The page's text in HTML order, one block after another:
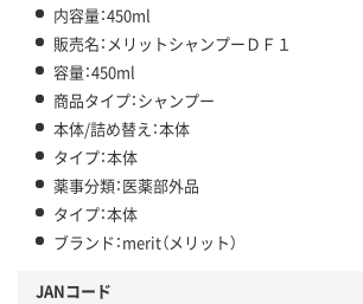
内容量：450ml
販売名：メリットシャンプーＤＦ１
容量：450ml
商品タイプ：シャンプー
本体/詰め替え：本体
タイプ：本体
薬事分類：医薬部外品
タイプ：本体
ブランド：merit（メリット）
JANコード